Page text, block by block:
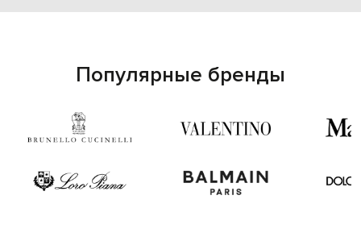
Популярные бренды